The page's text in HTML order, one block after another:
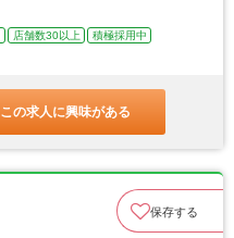
店舗数30以上
積極採用中
この求人に興味がある
保存する